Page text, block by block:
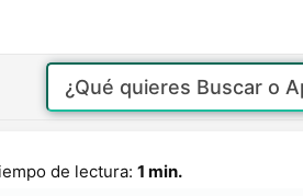
de lectura: 1 min.